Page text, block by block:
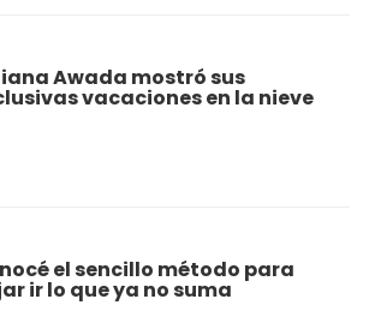
Awada mostró sus
vacaciones en la nieve
el sencillo método para
ir lo que ya no suma